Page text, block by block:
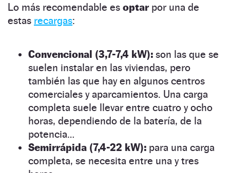
Lo más recomendable es optar por una de
estas recargas:
Convencional (3,7-7,4 kW): son las que se
suelen instalar en las viviendas, pero
también las que hay en algunos centros
comerciales y aparcamientos. Una carga
completa suele llevar entre cuatro y ocho
horas, dependiendo de la batería, de la
potencia…
Semirrápida (7,4-22 kW): para una carga
completa, se necesita entre una y tres